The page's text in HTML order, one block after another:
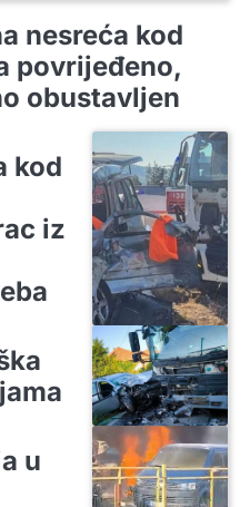
nesreća kod
povrijeđeno,
obustavljen
kod
iz
u